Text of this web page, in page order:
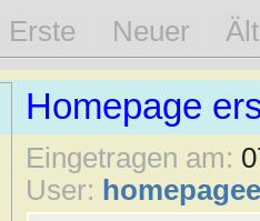
Erste Neuer
Homepage
Eingetragen am:
User: